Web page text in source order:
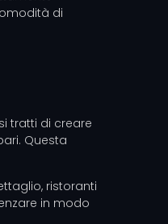
di
tratti di creare
Questa
ristoranti
in modo